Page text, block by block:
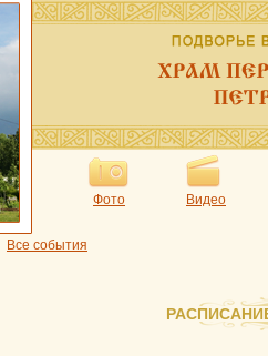
Фото Видео
Все события